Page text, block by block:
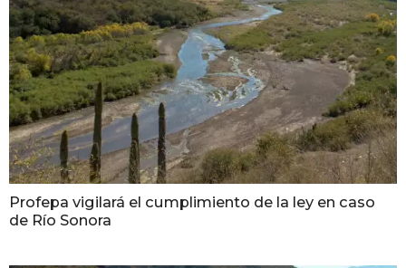
Profepa vigilará el cumplimiento de la ley en caso
de Río Sonora